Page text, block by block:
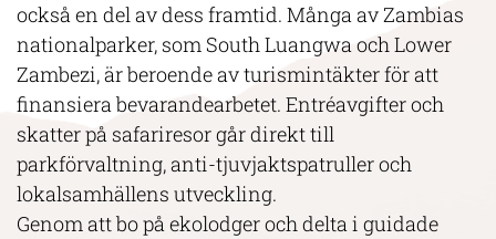
också en del av dess framtid. Många av Zambias
nationalparker, som South Luangwa och Lower
Zambezi, är beroende av turismintäkter för att
finansiera bevarandearbetet. Entréavgifter och
skatter på safariresor går direkt till
parkförvaltning, anti-tjuvjaktspatruller och
lokalsamhällens utveckling.
Genom att bo på ekolodger och delta i guidade